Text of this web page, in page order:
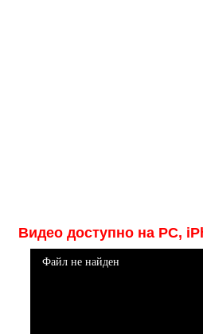
Видео доступно на PC,
Файл не найден